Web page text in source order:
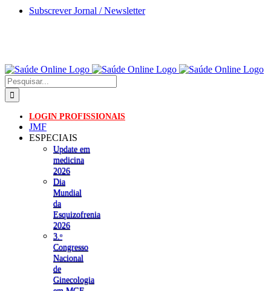
Skip
Subscrever Jornal / Newsletter
Pesquisar
LOGIN PROFISSIONAIS
JMF
ESPECIAIS
Update em
medicina
2026
Dia
Mundial
da
Esquizofrenia
2026
3.ᵒ
Congresso
Nacional
de
Ginecologia